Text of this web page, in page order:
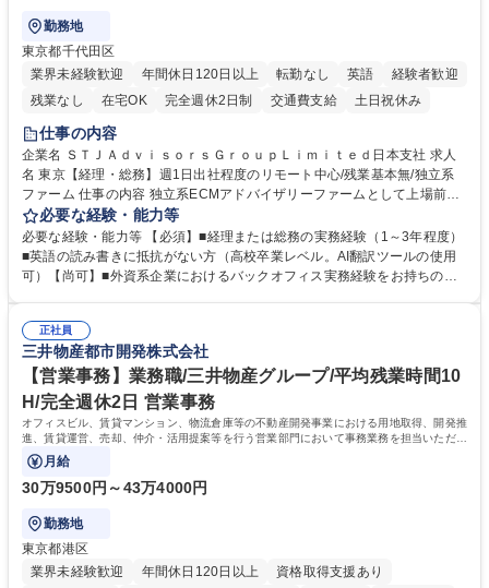
勤務地
東京都千代田区
業界未経験歓迎
年間休日120日以上 転勤なし 英語
経験者歓迎
残業なし
在宅OK 完全週休2日制 交通費支給 土日祝休み
仕事の内容
企業名 ＳＴＪＡｄｖｉｓｏｒｓＧｒｏｕｐＬｉｍｉｔｅｄ日本支社 求人
名 東京【経理・総務】週1日出社程度のリモート中心/残業基本無/独立系
ファーム 仕事の内容 独立系ECMアドバイザリーファームとして上場前後
の資本市場戦略を設計する当社にて経理・総務をお任せします。基礎的な
バックオフィス業務からスタートし組織を支える専任担当として広く活躍
できる環境です。 ■日常経理、月次および年次決算サポート業務 ■本国
（グローバル）との英文メール対応（AI翻訳ツール等を使用しての対応で
業務をお任せします。残業も基本的には発生せず、ご自身のペースで業務
を進めやすく定着率の高い環境です。 募集職種 東京【経理・総務】週1日
出社程度のリモート中心/残業基本無/独立系ファーム
必要な経験・能力等
必要な経験・能力等 【必須】■経理または総務の実務経験（1～3年程度）
■英語の読み書きに抵抗がない方（高校卒業レベル。AI翻訳ツールの使用
可）【尚可】■外資系企業におけるバックオフィス実務経験をお持ちの方
【働き方について】現在は週4日程度の在宅勤務を実施しており、ワーク
ライフバランスを重視する方に最適な環境です（フルリモートも面接で相
談可）。【求める人物像】幅広いバックオフィス業務に柔軟に対応でき、
社内外と円滑にコミュニケーションを取りながら業務を推進できる方 学
歴・資格 学歴：大学院 大学 高専 短大 専修学校 高校 語学力： 資格：
正社員
三井物産都市開発株式会社
【営業事務】業務職/三井物産グループ/平均残業時間10
H/完全週休2日 営業事務
オフィスビル、賃貸マンション、物流倉庫等の不動産開発事業における用地取得、開発推
進、賃貸運営、売却、仲介・活用提案等を行う営業部門において事務業務を担当いただき
ます。
月給
30万9500円～43万4000円
勤務地
東京都港区
業界未経験歓迎
年間休日120日以上 資格取得支援あり